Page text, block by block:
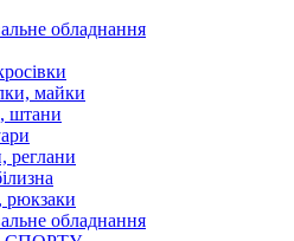
обладнання
майки
штани
реглани
обладнання